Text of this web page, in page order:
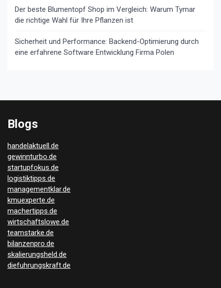
Der beste Blumentopf Shop im Vergleich: Warum Tymar
die richtige Wahl für Ihre Pflanzen ist
Sicherheit und Performance: Backend-Optimierung durch
eine erfahrene Software Entwicklung Firma Polen
Blogs
handelaktuell.de
gewinnturbo.de
startupfokus.de
logistiktipps.de
managementklar.de
kmuexperte.de
machertipps.de
wirtschaftslowe.de
teamstarke.de
bilanzenpro.de
skalierungsheld.de
diefuhrungskraft.de